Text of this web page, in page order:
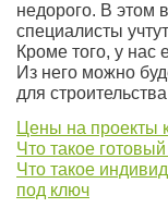
недорого. В этом
специалисты
Кроме того, у нас
Из него можно
для
Цены на проекты
Что такое
Что такое
под ключ